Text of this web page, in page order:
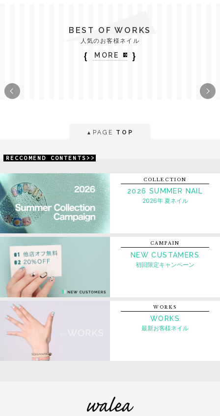
BEST OF WORKS
人気のお客様ネイル
｛ MORE ｝
▲ PAGE TOP
RECCOMEND CONTENTS>>
COLLECTION
2026 SUMMER NAIL
2026年 夏ネイル
CAMPAIN
NEW CUSTAMERS
初回限定キャンペーン
WORKS
WORKS
最新お客様ネイル